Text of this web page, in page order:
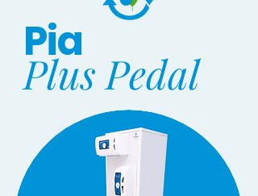
Pia
Plus Pedal